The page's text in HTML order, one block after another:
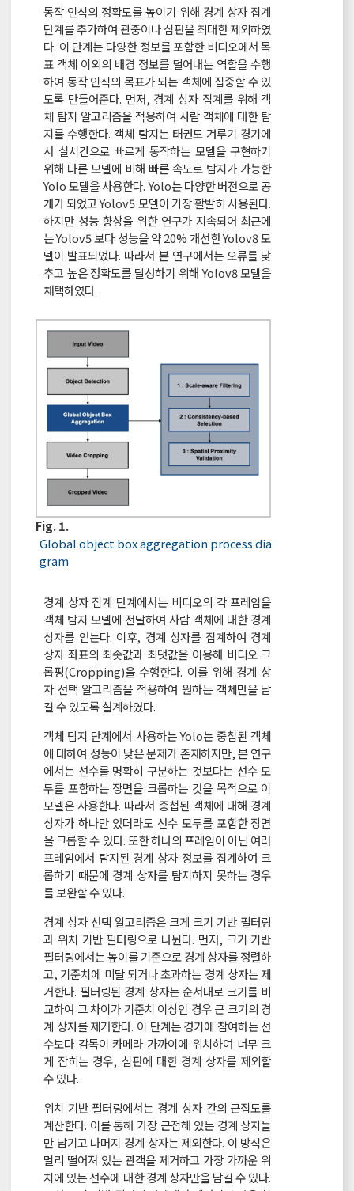
동작 인식의 정확도를 높이기 위해 경계 상자 집계
단계를 추가하여 관중이나 심판을 최대한 제외하였
다. 이 단계는 다양한 정보를 포함한 비디오에서 목
표 객체 이외의 배경 정보를 덜어내는 역할을 수행
하여 동작 인식의 목표가 되는 객체에 집중할 수 있
도록 만들어준다. 먼저, 경계 상자 집계를 위해 객
체 탐지 알고리즘을 적용하여 사람 객체에 대한 탐
지를 수행한다. 객체 탐지는 태권도 겨루기 경기에
서 실시간으로 빠르게 동작하는 모델을 구현하기
위해 다른 모델에 비해 빠른 속도로 탐지가 가능한
Yolo 모델을 사용한다. Yolo는 다양한 버전으로 공
개가 되었고 Yolov5 모델이 가장 활발히 사용된다.
하지만 성능 향상을 위한 연구가 지속되어 최근에
는 Yolov5 보다 성능을 약 20% 개선한 Yolov8 모
델이 발표되었다. 따라서 본 연구에서는 오류를 낮
추고 높은 정확도를 달성하기 위해 Yolov8 모델을
채택하였다.
Fig. 1.
Global object box aggregation process dia
gram
경계 상자 집계 단계에서는 비디오의 각 프레임을
객체 탐지 모델에 전달하여 사람 객체에 대한 경계
상자를 얻는다. 이후, 경계 상자를 집계하여 경계
상자 좌표의 최솟값과 최댓값을 이용해 비디오 크
롭핑(Cropping)을 수행한다. 이를 위해 경계 상
자 선택 알고리즘을 적용하여 원하는 객체만을 남
길 수 있도록 설계하였다.
객체 탐지 단계에서 사용하는 Yolo는 중첩된 객체
에 대하여 성능이 낮은 문제가 존재하지만, 본 연구
에서는 선수를 명확히 구분하는 것보다는 선수 모
두를 포함하는 장면을 크롭하는 것을 목적으로 이
모델은 사용한다. 따라서 중첩된 객체에 대해 경계
상자가 하나만 있더라도 선수 모두를 포함한 장면
을 크롭할 수 있다. 또한 하나의 프레임이 아닌 여러
프레임에서 탐지된 경계 상자 정보를 집계하여 크
롭하기 때문에 경계 상자를 탐지하지 못하는 경우
를 보완할 수 있다.
경계 상자 선택 알고리즘은 크게 크기 기반 필터링
과 위치 기반 필터링으로 나뉜다. 먼저, 크기 기반
필터링에서는 높이를 기준으로 경계 상자를 정렬하
고, 기준치에 미달 되거나 초과하는 경계 상자는 제
거한다. 필터링된 경계 상자는 순서대로 크기를 비
교하여 그 차이가 기준치 이상인 경우 큰 크기의 경
계 상자를 제거한다. 이 단계는 경기에 참여하는 선
수보다 감독이 카메라 가까이에 위치하여 너무 크
게 잡히는 경우, 심판에 대한 경계 상자를 제외할
수 있다.
위치 기반 필터링에서는 경계 상자 간의 근접도를
계산한다. 이를 통해 가장 근접해 있는 경계 상자들
만 남기고 나머지 경계 상자는 제외한다. 이 방식은
멀리 떨어져 있는 관객을 제거하고 가장 가까운 위
치에 있는 선수에 대한 경계 상자만을 남길 수 있다.